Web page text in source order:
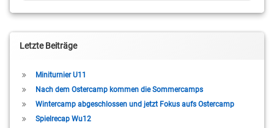
Letzte Beiträge
Miniturnier U11
Nach dem Ostercamp kommen die Sommercamps
Wintercamp abgeschlossen und jetzt Fokus aufs Ostercamp
Spielrecap Wu12